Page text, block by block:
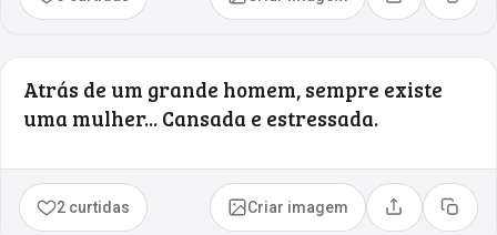
Atrás de um grande homem, sempre existe
uma mulher... Cansada e estressada.
2 curtidas Criar imagem Compartilhar
Copiar